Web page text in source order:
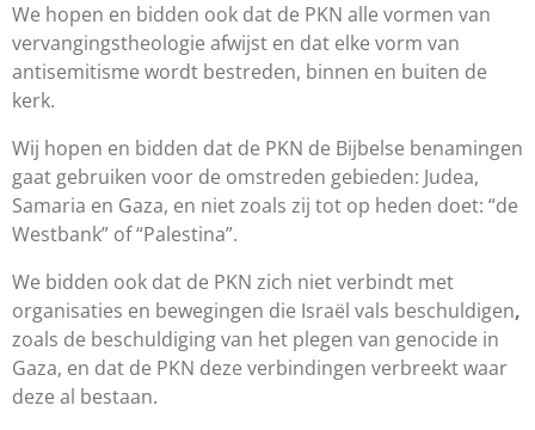
We hopen en bidden ook dat de PKN alle vormen van
vervangingstheologie afwijst en dat elke vorm van
antisemitisme wordt bestreden, binnen en buiten de
kerk.
Wij hopen en bidden dat de PKN de Bijbelse benamingen
gaat gebruiken voor de omstreden gebieden: Judea,
Samaria en Gaza, en niet zoals zij tot op heden doet: “de
Westbank” of “Palestina”.
We bidden ook dat de PKN zich niet verbindt met
organisaties en bewegingen die Israël vals beschuldigen,
zoals de beschuldiging van het plegen van genocide in
Gaza, en dat de PKN deze verbindingen verbreekt waar
deze al bestaan.